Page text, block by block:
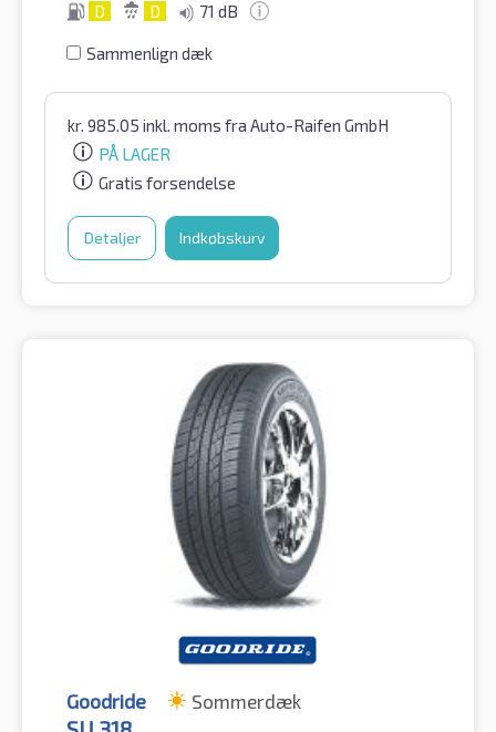
D D 71 dB
Sammenlign dæk
kr. 985.05 inkl. moms fra Auto-Raifen GmbH
PÅ LAGER
Gratis forsendelse
Detaljer Indkøbskurv
Goodride Sommerdæk